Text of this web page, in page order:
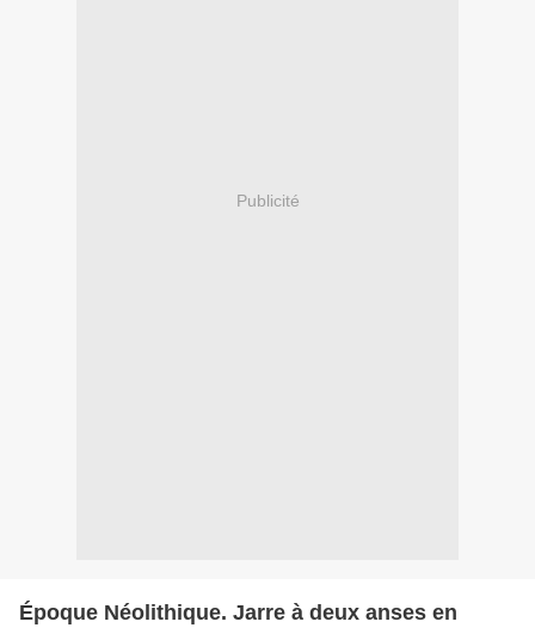
Publicité
Époque Néolithique. Jarre à deux anses en